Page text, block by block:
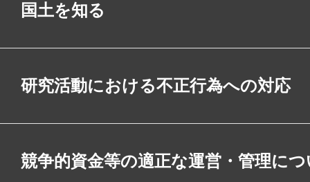
国土を知る
研究活動における不正行為への対応
競争的資金等の適正な運営・管理に